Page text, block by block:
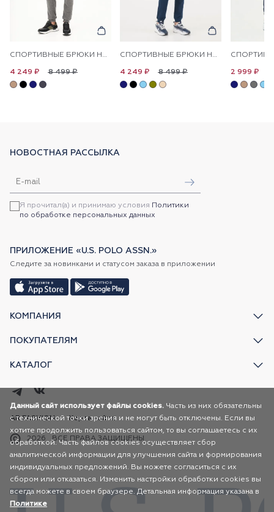
СПОРТИВНЫЕ БРЮКИ НА МАНЖЕТАХ
8 499 ₽
4 249 ₽
СПОРТИВНЫЕ БРЮКИ НА МАНЖЕТАХ
8 499 ₽
4 249 ₽ 2 999 ₽
КОМПАНИЯ
ПОКУПАТЕЛЯМ
КАТАЛОГ
НОВОСТНАЯ РАССЫЛКА
Я прочитал(а) и принимаю условия Политики
по обработке персональных данных
ПРИЛОЖЕНИЕ «U.S. POLO ASSN.»
Следите за новинками и статусом заказа в приложении
2026 ВСЕ ПРАВА ЗАЩИЩЕНЫ
AR FASHION Карта сайта
Данный сайт использует файлы cookies. Часть из них обязательны
с технической точки зрения и не могут быть отключены. Если вы
хотите продолжить пользоваться сайтом, то вы соглашаетесь с их
обработкой. Часть файлов cookies осуществляет сбор
аналитической информации для улучшения сайта и формирования
индивидуальных предложений. Вы можете согласиться с их
сбором или отказаться. Изменить настройки обработки cookies вы
всегда можете в своем браузере. Детальная информация указана в
Политике